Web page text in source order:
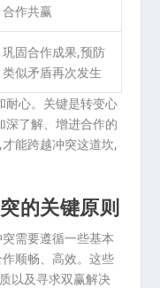
合作共赢
巩固合作成果,预防
类似矛盾再次发生
耐心。关键是转变心
深了解、增进合作的
能跨越冲突这道坎,
的关键原则
需要遵循一些基本
顺畅、高效。这些
以及寻求双赢解决